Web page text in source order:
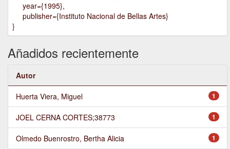
year={1995},
publisher={Instituto Nacional de Bellas Artes}
}
Añadidos recientemente
Autor
1
Huerta Viera, Miguel
1
JOEL CERNA CORTES;38773
1
Olmedo Buenrostro, Bertha Alicia